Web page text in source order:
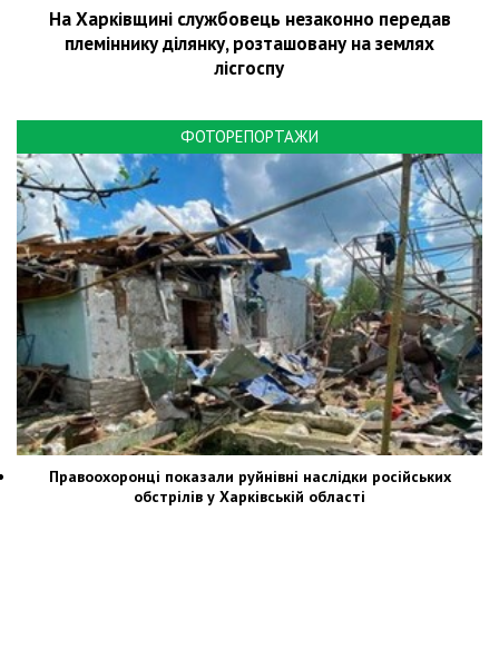
На Харківщині службовець незаконно передав
племіннику ділянку, розташовану на землях
лісгоспу
ФОТОРЕПОРТАЖИ
Правоохоронці показали руйнівні наслідки російських
обстрілів у Харківській області